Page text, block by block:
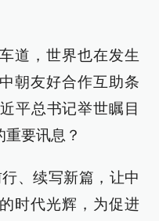
道，世界也在发生
朝友好合作互助条
平总书记举世瞩目
要讯息？
、续写新篇，让中
时代光辉，为促进